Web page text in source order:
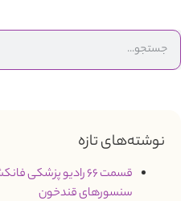
نوشته‌های تازه
قسمت 66 رادیو
سنسورهای قندخون